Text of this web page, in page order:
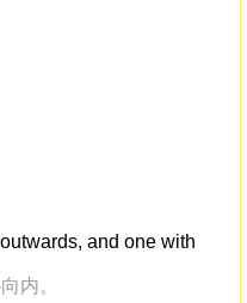
and one with
内。